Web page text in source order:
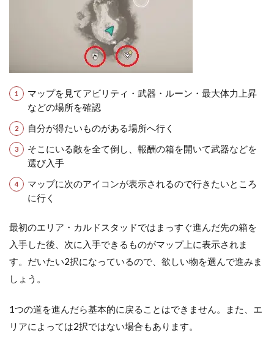
マップを見てアビリティ・武器・ルーン・最大体力上昇
などの場所を確認
自分が得たいものがある場所へ行く
そこにいる敵を全て倒し、報酬の箱を開いて武器などを
選び入手
マップに次のアイコンが表示されるので行きたいところ
に行く
最初のエリア・カルドスタッドではまっすぐ進んだ先の箱を
入手した後、次に入手できるものがマップ上に表示されま
す。だいたい2択になっているので、欲しい物を選んで進みま
しょう。
1つの道を進んだら基本的に戻ることはできません。また、エ
リアによっては2択ではない場合もあります。